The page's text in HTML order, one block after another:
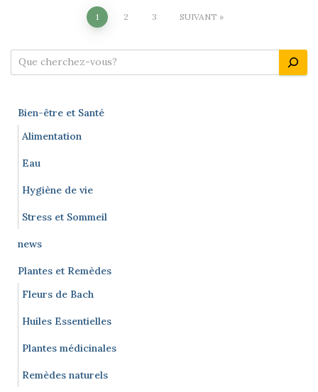
Pagination
des
1 2 3 SUIVANT
e
Bien-être et Santé
Alimentation
Eau
Hygiène de vie
Stress et Sommeil
news
Plantes et Remèdes
Fleurs de Bach
Huiles Essentielles
Plantes médicinales
Remèdes naturels